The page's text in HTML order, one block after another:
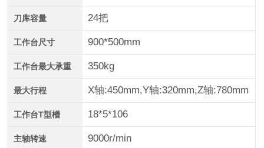
刀库容量 24把
工作台尺寸 900*500mm
工作台最大承重 350kg
最大行程 X轴:450mm,Y轴:320mm,Z轴:780mm
工作台T型槽 18*5*106
主轴转速 9000r/min